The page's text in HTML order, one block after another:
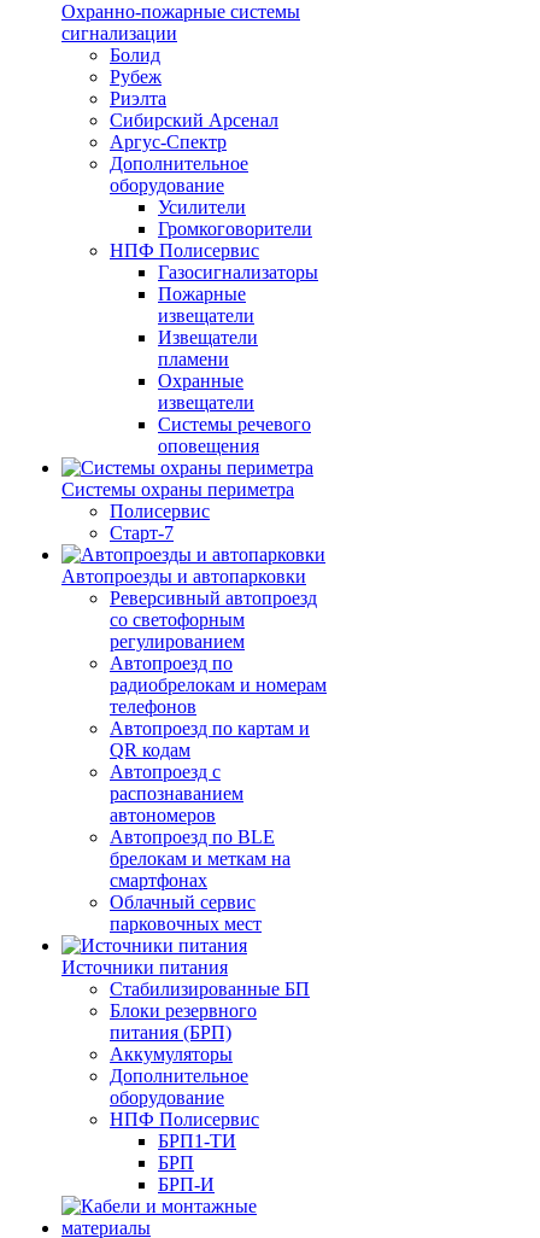
Охранно-пожарные системы
сигнализации
Болид
Рубеж
Риэлта
Сибирский Арсенал
Аргус-Спектр
Дополнительное
оборудование
Усилители
Громкоговорители
НПФ Полисервис
Газосигнализаторы
Пожарные
извещатели
Извещатели
пламени
Охранные
извещатели
Системы речевого
оповещения
Системы охраны периметра
Полисервис
Старт-7
Автопроезды и автопарковки
Реверсивный автопроезд
со светофорным
регулированием
Автопроезд по
радиобрелокам и номерам
телефонов
Автопроезд по картам и
QR кодам
Автопроезд с
распознаванием
автономеров
Автопроезд по BLE
брелокам и меткам на
смартфонах
Облачный сервис
парковочных мест
Источники питания
Стабилизированные БП
Блоки резервного
питания (БРП)
Аккумуляторы
Дополнительное
оборудование
НПФ Полисервис
БРП1-ТИ
БРП
БРП-И